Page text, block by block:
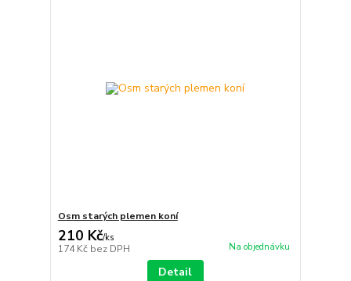
Osm starých plemen koní
210 Kč/ks
174 Kč bez DPH Na objednávku
Detail